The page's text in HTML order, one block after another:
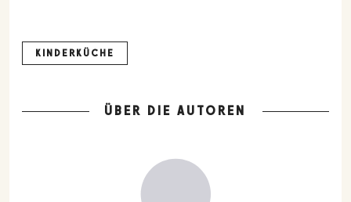
KINDERKÜCHE
ÜBER DIE AUTOREN